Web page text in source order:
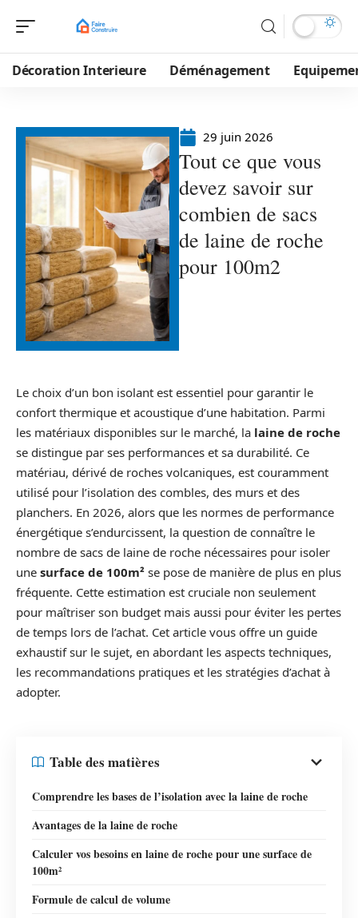
Décoration Interieure Déménagement
29 juin 2026
Tout ce que vous
devez savoir sur
combien de sacs
de laine de roche
pour 100m2
Le choix d’un bon isolant est essentiel pour garantir le
confort thermique et acoustique d’une habitation. Parmi
les matériaux disponibles sur le marché, la laine de roche
se distingue par ses performances et sa durabilité. Ce
matériau, dérivé de roches volcaniques, est couramment
utilisé pour l’isolation des combles, des murs et des
planchers. En 2026, alors que les normes de performance
énergétique s’endurcissent, la question de connaître le
nombre de sacs de laine de roche nécessaires pour isoler
une surface de 100m² se pose de manière de plus en plus
fréquente. Cette estimation est cruciale non seulement
pour maîtriser son budget mais aussi pour éviter les pertes
de temps lors de l’achat. Cet article vous offre un guide
exhaustif sur le sujet, en abordant les aspects techniques,
les recommandations pratiques et les stratégies d’achat à
adopter.
Table des matières
Comprendre les bases de l’isolation avec la laine de roche
Avantages de la laine de roche
Calculer vos besoins en laine de roche pour une surface de
100m²
Formule de calcul de volume